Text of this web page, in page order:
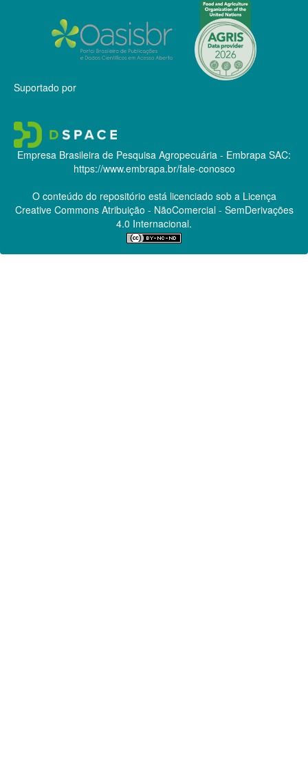
Suportado por
Empresa Brasileira de Pesquisa Agropecuária - Embrapa SAC:
https://www.embrapa.br/fale-conosco
O conteúdo do repositório está licenciado sob a Licença
Creative CommonsAtribuição - NãoComercial - SemDerivações
4.0 Internacional.